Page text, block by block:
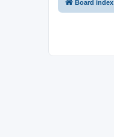
Board index